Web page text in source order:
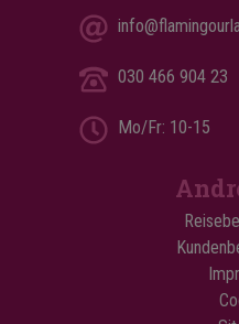
030 466 904 23
Mo/Fr: 10-15